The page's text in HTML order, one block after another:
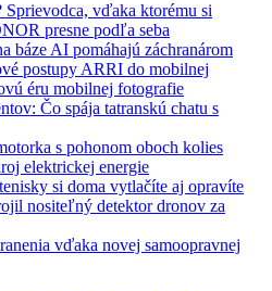
vďaka ktorému si
presne podľa seba
báze AI pomáhajú záchranárom
postupy ARRI do mobilnej
éru mobilnej fotografie
Čo spája tatranskú chatu s
s pohonom oboch kolies
elektrickej energie
si doma vytlačíte aj opravíte
nositeľný detektor dronov za
vďaka novej samoopravnej